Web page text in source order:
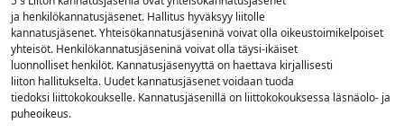
ja henkilökannatusjäsenet. Hallitus hyväksyy liitolle
kannatusjäsenet. Yhteisökannatusjäseninä voivat olla oikeustoimikelpoiset
yhteisöt. Henkilökannatusjäseninä voivat olla täysi-ikäiset
luonnolliset henkilöt. Kannatusjäsenyyttä on haettava kirjallisesti
liiton hallitukselta. Uudet kannatusjäsenet voidaan tuoda
tiedoksi liittokokoukselle. Kannatusjäsenillä on liittokokouksessa läsnäolo- ja
puheoikeus.